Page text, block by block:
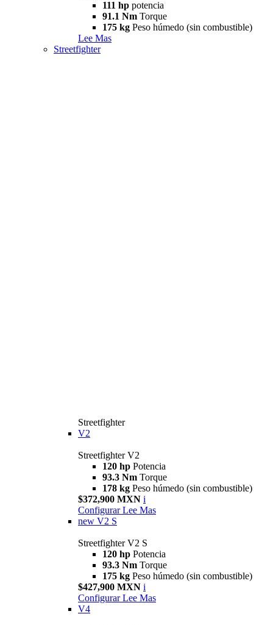
111 hp potencia
91.1 Nm Torque
175 kg Peso húmedo (sin combustible)
Lee Mas
Streetfighter
Streetfighter
V2
Streetfighter V2
120 hp Potencia
93.3 Nm Torque
178 kg Peso húmedo (sin combustible)
$372,900 MXN i
Configurar Lee Mas
new V2 S
Streetfighter V2 S
120 hp Potencia
93.3 Nm Torque
175 kg Peso húmedo (sin combustible)
$427,900 MXN i
Configurar Lee Mas
V4